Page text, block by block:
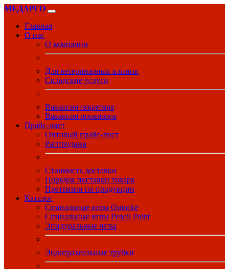
МЕДАРГО
Главная
О нас
О компании
Для ветеринарных клиник
Складские услуги
Вакансия секретаря
Вакансия провизора
Прайс-лист
Оптовый прайс-лист
Распродажа
Стоимость доставки
Порядок поставки товара
Претензии по продукции
Каталог
Спинальные иглы Quincke
Спинальные иглы Pencil Point
Эпидуральные иглы
Эндотрахеальные трубки